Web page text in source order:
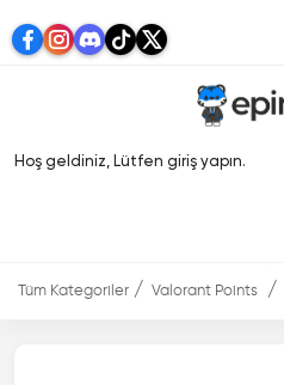
Hoş geldiniz, Lütfen giriş yapın.
Tüm Kategoriler Valorant Points